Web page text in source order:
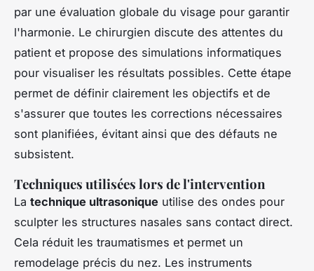
par une évaluation globale du visage pour garantir
l'harmonie. Le chirurgien discute des attentes du
patient et propose des simulations informatiques
pour visualiser les résultats possibles. Cette étape
permet de définir clairement les objectifs et de
s'assurer que toutes les corrections nécessaires
sont planifiées, évitant ainsi que des défauts ne
subsistent.
Techniques utilisées lors de l'intervention
La technique ultrasonique utilise des ondes pour
sculpter les structures nasales sans contact direct.
Cela réduit les traumatismes et permet un
remodelage précis du nez. Les instruments